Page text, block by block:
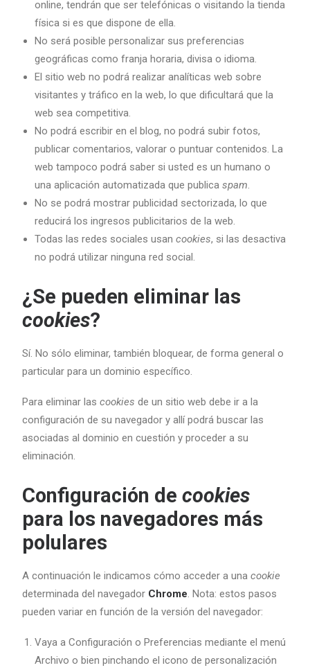
online, tendrán que ser telefónicas o visitando la tienda
física si es que dispone de ella.
No será posible personalizar sus preferencias
geográficas como franja horaria, divisa o idioma.
El sitio web no podrá realizar analíticas web sobre
visitantes y tráfico en la web, lo que dificultará que la
web sea competitiva.
No podrá escribir en el blog, no podrá subir fotos,
publicar comentarios, valorar o puntuar contenidos. La
web tampoco podrá saber si usted es un humano o
una aplicación automatizada que publica spam.
No se podrá mostrar publicidad sectorizada, lo que
reducirá los ingresos publicitarios de la web.
Todas las redes sociales usan cookies, si las desactiva
no podrá utilizar ninguna red social.
¿Se pueden eliminar las
cookies?
Sí. No sólo eliminar, también bloquear, de forma general o
particular para un dominio específico.
Para eliminar las cookies de un sitio web debe ir a la
configuración de su navegador y allí podrá buscar las
asociadas al dominio en cuestión y proceder a su
eliminación.
Configuración de cookies
para los navegadores más
polulares
A continuación le indicamos cómo acceder a una cookie
determinada del navegador Chrome. Nota: estos pasos
pueden variar en función de la versión del navegador:
Vaya a Configuración o Preferencias mediante el menú
Archivo o bien pinchando el icono de personalización